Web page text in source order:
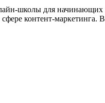
школы для начинающих
контент-